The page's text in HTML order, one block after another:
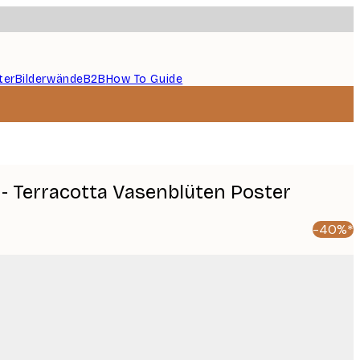
BilderwändeB2BHow To Guide
Terracotta Vasenblüten Poster
-40%*